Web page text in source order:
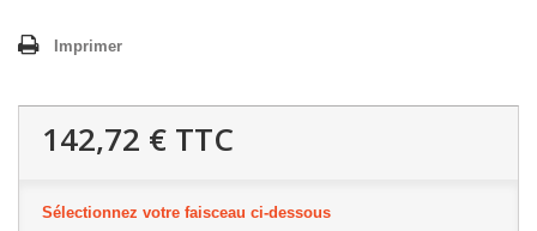
Imprimer
142,72 € TTC
Sélectionnez votre faisceau ci-dessous